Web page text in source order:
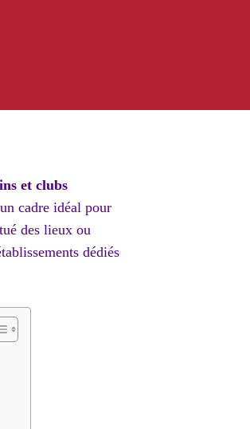
et clubs
cadre idéal pour
des lieux ou
dédiés